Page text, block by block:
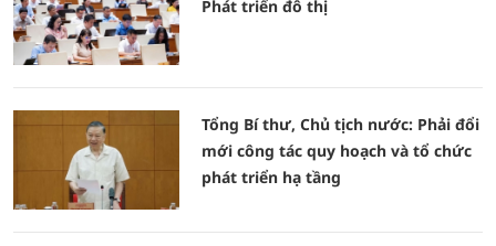
Phát triển đô thị
Tổng Bí thư, Chủ tịch nước: Phải đổi
mới công tác quy hoạch và tổ chức
phát triển hạ tầng